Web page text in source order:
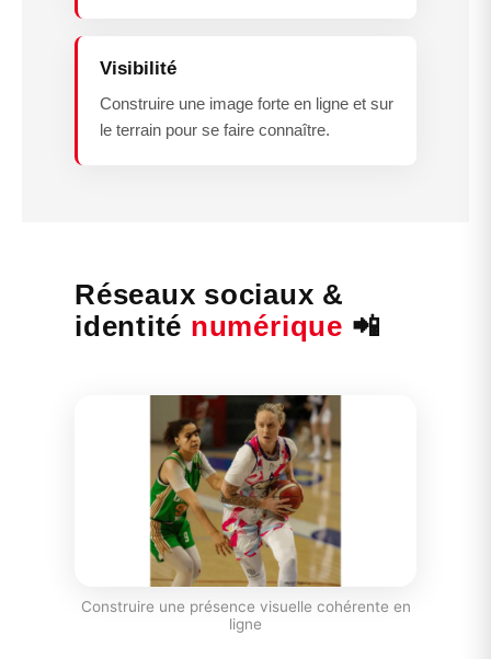
Visibilité
Construire une image forte en ligne et sur
le terrain pour se faire connaître.
Réseaux sociaux &
identité numérique 📲
Construire une présence visuelle cohérente en
ligne